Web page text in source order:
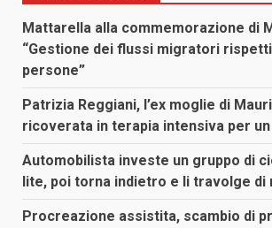
Mattarella alla commemorazione di
“Gestione dei flussi migratori
persone”
Patrizia Reggiani, l’ex moglie di
ricoverata in terapia intensiva per
Automobilista investe un gruppo di
lite, poi torna indietro e li travolge di
Procreazione assistita, scambio di